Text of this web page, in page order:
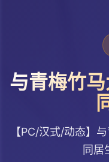
与青梅竹
【PC/汉式/动态】
同居